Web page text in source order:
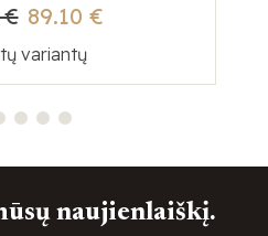
89.10 €
€
variantų
naujienlaiškį.